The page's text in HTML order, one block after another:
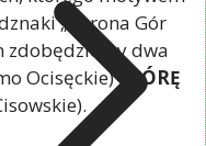
„Korona Gór
zdobędziemy dwa
Ocisęckie) i
GÓRĘ